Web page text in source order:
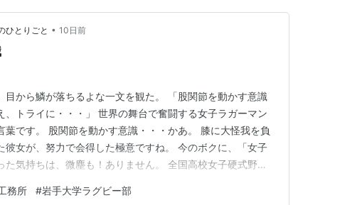
ひとりごと • 10日前
目から鱗が落ちるよな一文を観た。 「股関節を動かす意識
、トライに・・・」 世界の舞台で奮闘する女子ラガーマン
葉です。 股関節を動かす意識・・・かあ。 膝に大怪我を負
彼女が、努力で会得した極意ですね。 今のボクに、「女子
た気持ちは、微塵も！ありません。 全国高校女子硬式野球
の気持ちは、男子より健全だよ。 楽しいレベルを超えた
務所 #岩手大学ラグビー部